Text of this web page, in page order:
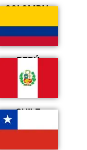
COLOMBIA
PERÚ
CHILE